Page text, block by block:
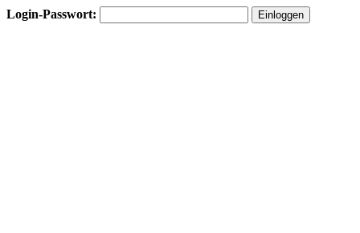
Login-Passwort: